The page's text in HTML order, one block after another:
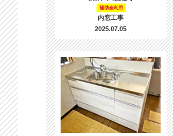
補助金利用
内窓工事
2025.07.05